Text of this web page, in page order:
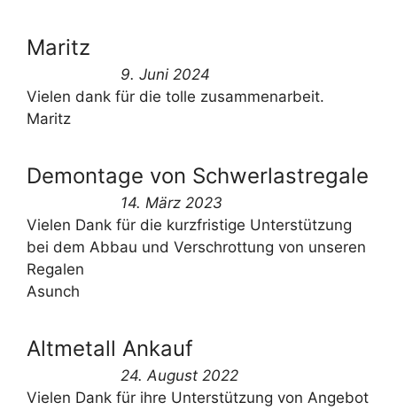
Maritz
9. Juni 2024
Vielen dank für die tolle zusammenarbeit.
Maritz
Demontage von Schwerlastregale
14. März 2023
Vielen Dank für die kurzfristige Unterstützung
bei dem Abbau und Verschrottung von unseren
Regalen
Asunch
Altmetall Ankauf
24. August 2022
Vielen Dank für ihre Unterstützung von Angebot